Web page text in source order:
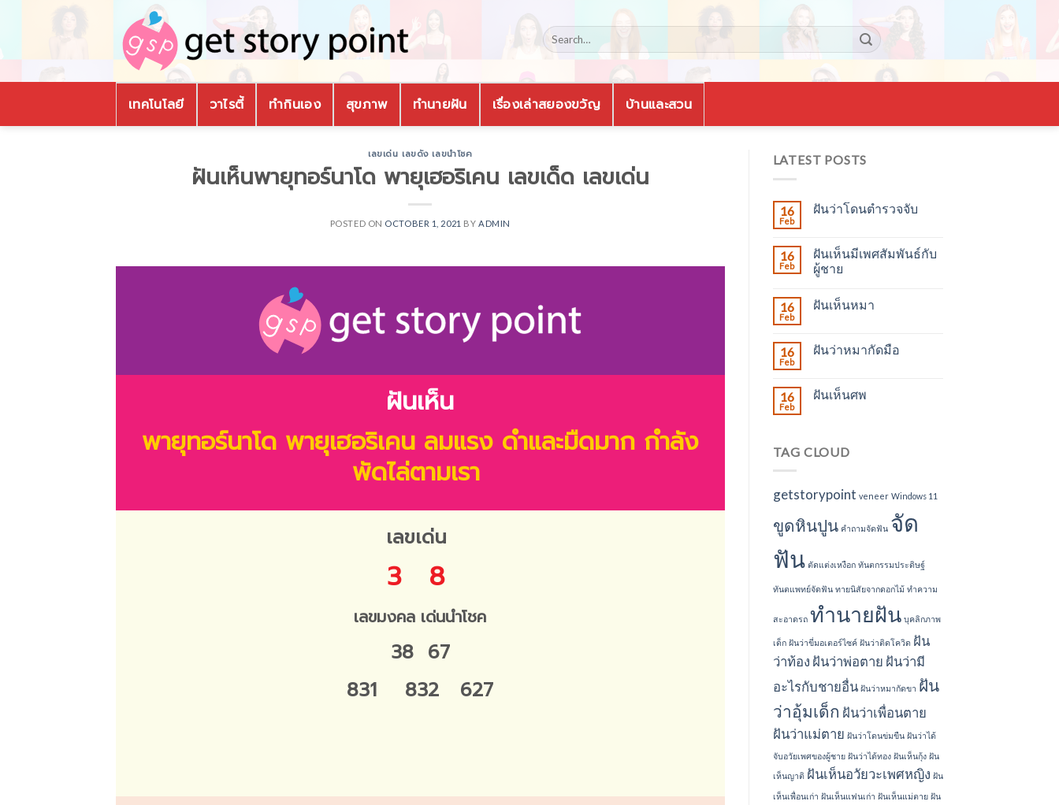
content
เทคโนโลยี วาไรตี้ ทำกินเอง สุขภาพ ทำนายฝัน เรื่องเล่าสยองขวัญ บ้านและสวน
เลขเด่น เลขดัง เลขนำโชค
ฝันเห็นพายุทอร์นาโด พายุเฮอริเคน เลขเด็ด เลขเด่น
POSTED ON OCTOBER 1, 2021 BY ADMIN
ฝันเห็น
พายุทอร์นาโด พายุเฮอริเคน ลมแรง ดำและมืดมาก กำลัง
พัดไล่ตามเรา
เลขเด่น
3 8
เลขมงคล เด่นนำโชค
38 67
831 832 627
LATEST POSTS
16
Feb
ฝันว่าโดนตำรวจจับ
16
Feb
ฝันเห็นมีเพศสัมพันธ์กับ
ผู้ชาย
16
Feb
ฝันเห็นหมา
16
Feb
ฝันว่าหมากัดมือ
16
Feb
ฝันเห็นศพ
TAG CLOUD
getstorypoint veneer Windows 11
ขูดหินปูน คำถามจัดฟัน จัด
ฟัน ตัดแต่งเหงือก ทันตกรรมประดิษฐ์
ทันตแพทย์จัดฟัน ทายนิสัยจากดอกไม้ ทำความ
สะอาดรถ ทำนายฝัน บุคลิกภาพ
เด็ก ฝันว่าขี่มอเตอร์ไซค์ ฝันว่าติดโควิด ฝัน
ว่าท้อง ฝันว่าพ่อตาย ฝันว่ามี
อะไรกับชายอื่น ฝันว่าหมากัดขา ฝัน
ว่าอุ้มเด็ก ฝันว่าเพื่อนตาย
ฝันว่าแม่ตาย ฝันว่าโดนข่มขืน ฝันว่าได้
จับอวัยเพศของผู้ชาย ฝันว่าได้ทอง ฝันเห็นกุ้ง ฝัน
เห็นญาติ ฝันเห็นอวัยวะเพศหญิง ฝัน
เห็นเพื่อนเก่า ฝันเห็นแฟนเก่า ฝันเห็นแม่ตาย ฝัน